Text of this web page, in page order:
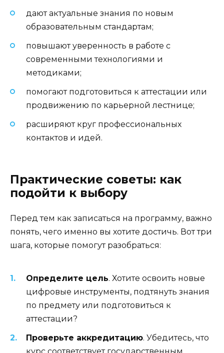
дают актуальные знания по новым
образовательным стандартам;
повышают уверенность в работе с
современными технологиями и
методиками;
помогают подготовиться к аттестации или
продвижению по карьерной лестнице;
расширяют круг профессиональных
контактов и идей.
Практические советы: как
подойти к выбору
Перед тем как записаться на программу, важно
понять, чего именно вы хотите достичь. Вот три
шага, которые помогут разобраться:
Определите цель. Хотите освоить новые
цифровые инструменты, подтянуть знания
по предмету или подготовиться к
аттестации?
Проверьте аккредитацию. Убедитесь, что